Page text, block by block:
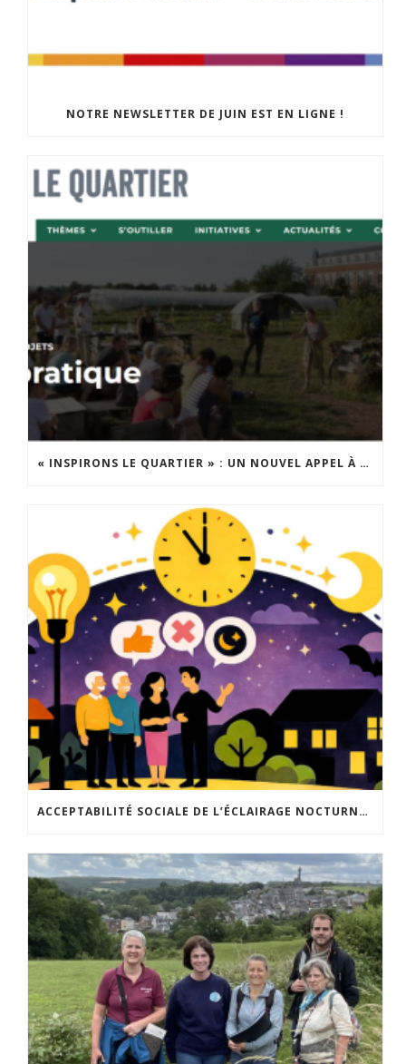
NOTRE NEWSLETTER DE JUIN EST EN LIGNE !
« INSPIRONS LE QUARTIER » : UN NOUVEL APPEL À PROJETS EST LANCÉ !
ACCEPTABILITÉ SOCIALE DE L’ÉCLAIRAGE NOCTURNE : LE REPLAY EST DISPONIBLE